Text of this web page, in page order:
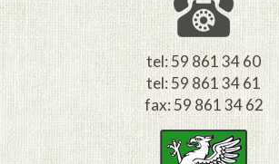
tel: 59 861 34 60
tel: 59 861 34 61
fax: 59 861 34 62